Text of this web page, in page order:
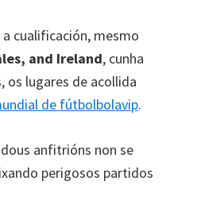
cualificación, mesmo
and Ireland, cunha
os lugares de acollida
de fútbolbolavip.
anfitrións non se
perigosos partidos